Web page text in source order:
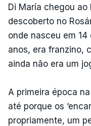
Di María chegou
descoberto no
onde nasceu em
anos, era franzino,
ainda não era um
A primeira época
até porque os
propriamente, um